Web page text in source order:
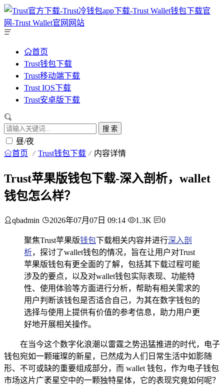
首页
Trust钱包下载
Trust移动端下载
Trust IOS下载
Trust安卓版下载
搜 索
昼/夜
首页 Trust钱包下载 内容详情
Trust苹果版钱包下载-深入剖析，wallet
钱包怎么样？
qbadmin 2026年07月07日 09:14 1.3K 0
聚焦Trust苹果版钱包下载相关内容并进行深入剖
析，探讨了wallet钱包的情况，旨在让用户对Trust
苹果版钱包有更全面的了解，包括其下载过程可能
涉及的要点，以及对wallet钱包实际表现、功能特
性、使用体验等方面进行分析，帮助有相关需求的
用户判断该钱包是否适合自己，为其在数字钱包的
选择与使用上提供有价值的参考信息，助力用户更
好地开展相关操作。
在当今这个数字化浪潮以雷霆之势迅猛推进的时代，电子
钱包宛如一颗璀璨的新星，已然成为人们日常生活中如影随
形、不可或缺的重要组成部分，而 wallet 钱包，作为电子钱包
市场这片广袤星空中的一颗独特星体，它的表现究竟如何呢？